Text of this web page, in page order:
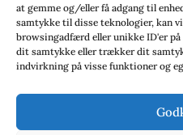
at gemme og/eller få adgang til
samtykke til disse teknologier, kan
browsingadfærd eller unikke ID'er
dit samtykke eller trækker dit
indvirkning på visse funktioner og
Sverige:
Sverige: